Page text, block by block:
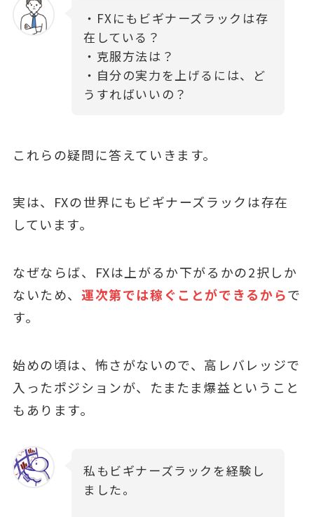
・FXにもビギナーズラックは存
在している？
・克服方法は？
・自分の実力を上げるには、ど
うすればいいの？
これらの疑問に答えていきます。
実は、FXの世界にもビギナーズラックは存在
しています。
なぜならば、FXは上がるか下がるかの2択しか
ないため、 運次第では稼ぐことができるからで
す。
始めの頃は、怖さがないので、高レバレッジで
入ったポジションが、たまたま爆益ということ
もあります。
私もビギナーズラックを経験し
ました。